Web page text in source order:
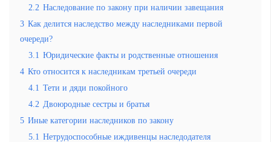
2.2 Наследование по закону при наличии завещания
3 Как делится наследство между наследниками первой
очереди?
3.1 Юридические факты и родственные отношения
4 Кто относится к наследникам третьей очереди
4.1 Тети и дяди покойного
4.2 Двоюродные сестры и братья
5 Иные категории наследников по закону
5.1 Нетрудоспособные иждивенцы наследодателя